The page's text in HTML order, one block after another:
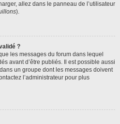
allez dans le panneau de l’utilisateur
).
?
les messages du forum dans lequel
avant d’être publiés. Il est possible aussi
un groupe dont les messages doivent
l’administrateur pour plus